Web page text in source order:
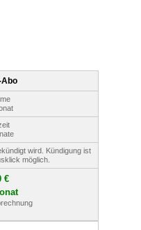
wird. Kündigung ist
möglich.
€